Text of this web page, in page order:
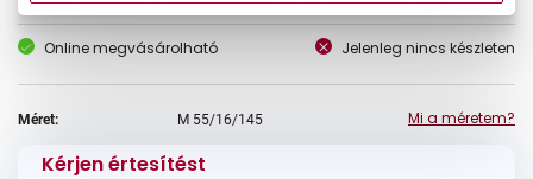
Online megvásárolható Jelenleg nincs készleten
Méret: M 55/16/145 Mi a méretem?
Kérjen értesítést